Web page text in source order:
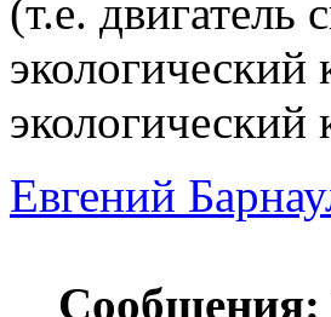
(т.е.
экологический
экологический
Евгений
Сообщения: